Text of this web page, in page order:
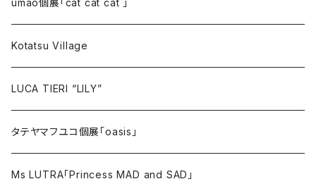
umao個展「cat cat cat 」
Kotatsu Village
LUCA TIERI “LILY”
タテヤマフユコ個展「oasis」
Ms LUTRA「Princess MAD and SAD」